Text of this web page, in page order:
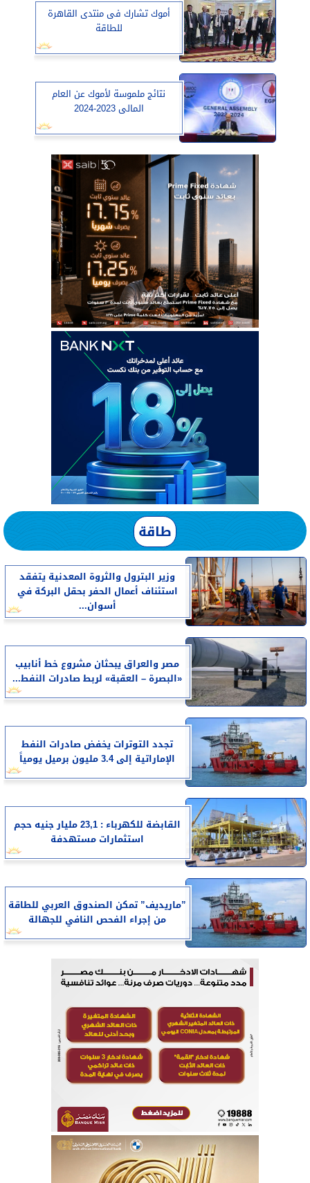
أموك تشارك فى منتدى القاهرة
للطاقة
نتائج ملموسة لأموك عن العام
المالى 2023-2024
طاقة
وزير البترول والثروة المعدنية يتفقد
استئناف أعمال الحفر بحقل البركة في
أسوان...
مصر والعراق يبحثان مشروع خط أنابيب
«البصرة – العقبة» لربط صادرات النفط...
تجدد التوترات يخفض صادرات النفط
الإماراتية إلى 3.4 مليون برميل يومياً
القابضة للكهرباء : 23,1 مليار جنيه حجم
استثمارات مستهدفة
”ماريديف” تمكن الصندوق العربي للطاقة
من إجراء الفحص النافي للجهالة